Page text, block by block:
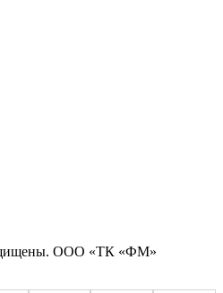
ООО «ТК «ФМ»